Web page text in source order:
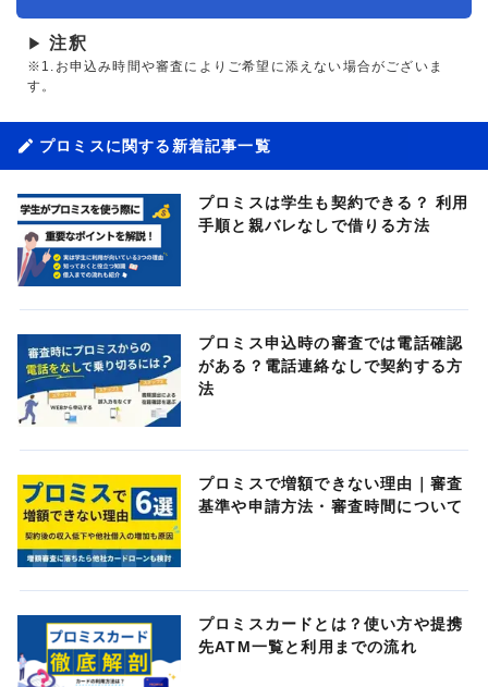
▶ 注釈
※1.お申込み時間や審査によりご希望に添えない場合がございま
す。
プロミスに関する新着記事一覧
プロミスは学生も契約できる？ 利用
手順と親バレなしで借りる方法
プロミス申込時の審査では電話確認
がある？電話連絡なしで契約する方
法
プロミスで増額できない理由｜審査
基準や申請方法・審査時間について
プロミスカードとは？使い方や提携
先ATM一覧と利用までの流れ